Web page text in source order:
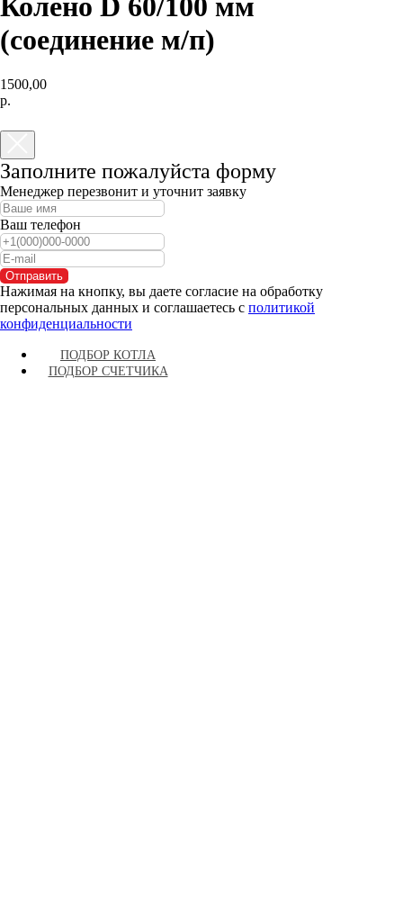
Колено D 60/100 мм
(соединение м/п)
1500,00
р.
Заполните пожалуйста форму
Менеджер перезвонит и уточнит заявку
Ваш телефон
Отправить
Нажимая на кнопку, вы даете согласие на обработку
персональных данных и соглашаетесь c политикой
конфиденциальности
ПОДБОР КОТЛА
ПОДБОР СЧЕТЧИКА